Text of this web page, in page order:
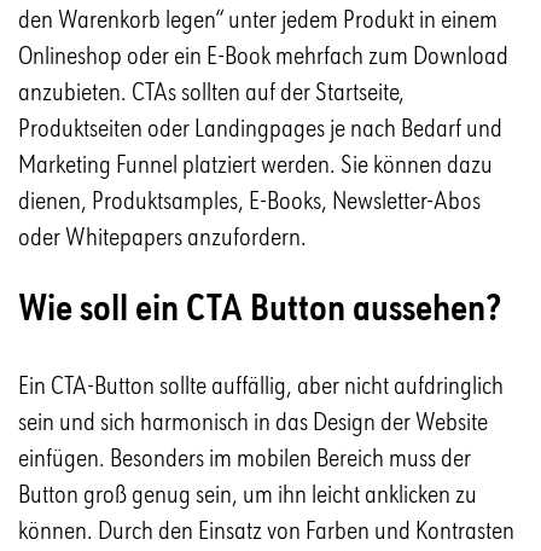
den Warenkorb legen“ unter jedem Produkt in einem
Onlineshop oder ein E-Book mehrfach zum Download
anzubieten. CTAs sollten auf der Startseite,
Produktseiten oder Landingpages je nach Bedarf und
Marketing Funnel platziert werden. Sie können dazu
dienen, Produktsamples, E-Books, Newsletter-Abos
oder Whitepapers anzufordern.
Wie soll ein CTA Button aussehen?
Ein CTA-Button sollte auffällig, aber nicht aufdringlich
sein und sich harmonisch in das Design der Website
einfügen. Besonders im mobilen Bereich muss der
Button groß genug sein, um ihn leicht anklicken zu
können. Durch den Einsatz von Farben und Kontrasten